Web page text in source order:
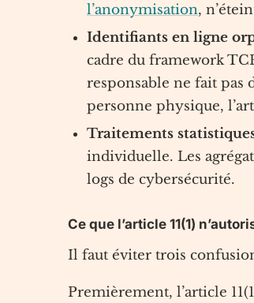
l’anonymisation,
Identifiants en ligne
cadre du framework
responsable ne fait pas
personne physique,
Traitements
individuelle. Les
logs de cybersécurité.
Ce que l’article 11(1)
Il faut éviter trois
Premièrement, l’article